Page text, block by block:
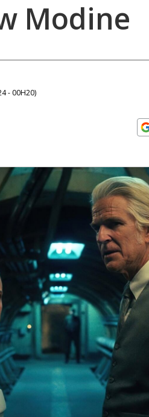
Modine
- 00H20)